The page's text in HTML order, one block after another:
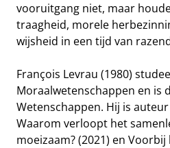
vooruitgang niet, maar
traagheid, morele
wijsheid in een tijd van
François Levrau (1980)
Moraalwetenschappen en is
Wetenschappen. Hij is
Waarom verloopt het
moeizaam? (2021) en